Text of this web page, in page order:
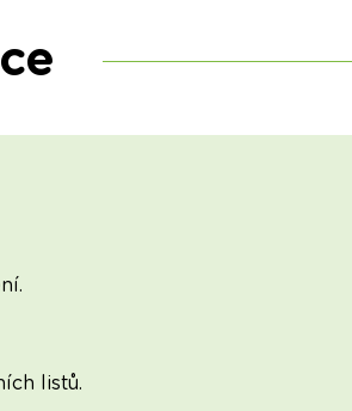
listů.